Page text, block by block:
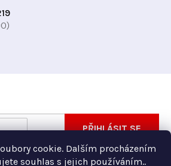
cookie. Dalším procházením
souhlas s jejich používáním..
my vám budeme zasílat informace
souhlasíte spodmínkami ochrany
PŘIHLÁSIT SE